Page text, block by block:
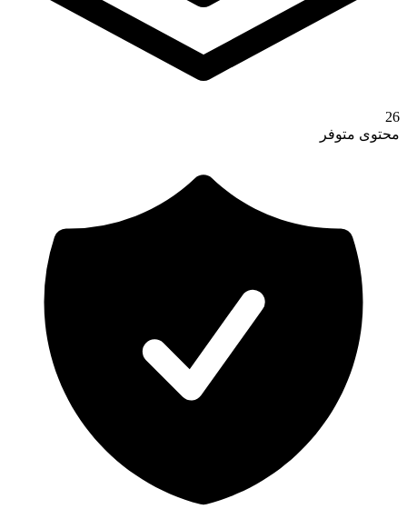
26
محتوى متوفر